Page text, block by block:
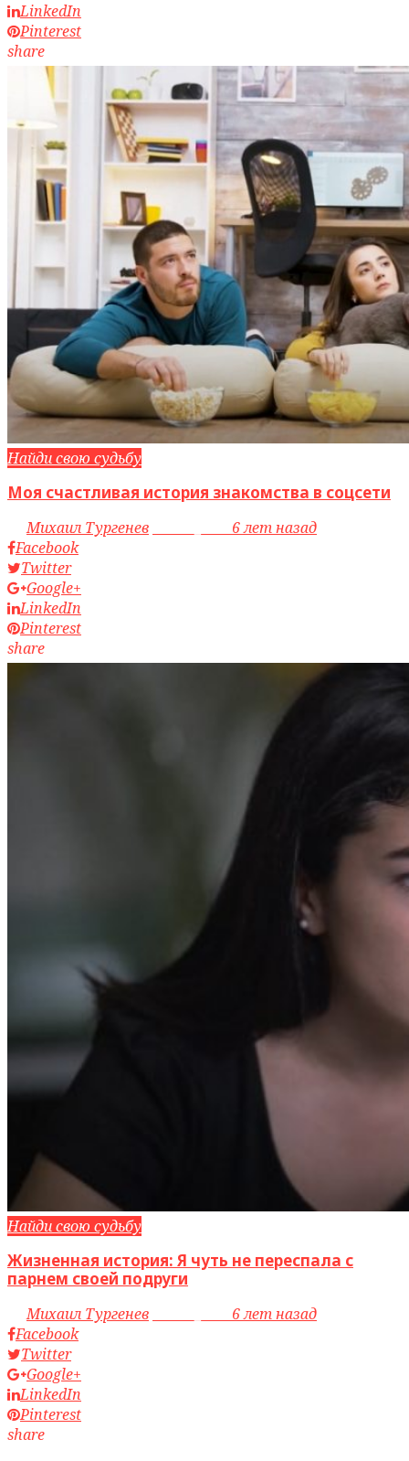
LinkedIn
Pinterest
share
Найди свою судьбу
Моя счастливая история знакомства в соцсети
byМихаил Тургенев
6 лет назад
Facebook
Twitter
Google+
LinkedIn
Pinterest
share
Найди свою судьбу
Жизненная история: Я чуть не переспала с
парнем своей подруги
byМихаил Тургенев
6 лет назад
Facebook
Twitter
Google+
LinkedIn
Pinterest
share